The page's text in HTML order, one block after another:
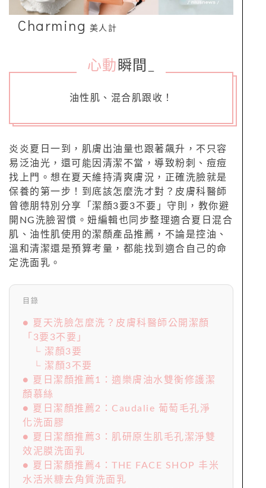
Charming 美人計
心動 瞬間
油性肌、混合肌跟收！
炎炎夏日一到，肌膚出油量也跟著飆升，不只容
易泛油光，還可能因清潔不當，導致粉刺、痘痘
找上門。想在夏天維持清爽膚況，正確洗臉就是
保養的第一步！到底該怎麼洗才對？皮膚科醫師
曾德朋特別分享「潔顏3要3不要」守則，教你避
開NG洗臉習慣。妞編輯也同步整理適合夏日混合
肌、油性肌使用的潔顏產品推薦，不論是控油、
溫和清潔還是預算考量，都能找到適合自己的命
定洗面乳。
目錄
● 夏天洗臉怎麼洗？皮膚科醫師公開潔顏
「3要3不要」
└ 潔顏3要
└ 潔顏3不要
● 夏日潔顏推薦1：適樂膚油水雙衡修護潔
顏慕絲
● 夏日潔顏推薦2：Caudalie 葡萄毛孔淨
化洗面膠
● 夏日潔顏推薦3：肌研原生肌毛孔潔淨雙
效泥膜洗面乳
● 夏日潔顏推薦4：THE FACE SHOP 丰米
水活米糠去角質洗面乳